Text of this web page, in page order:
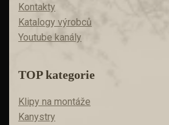
Kontakty
Katalogy výrobců
Youtube kanály
TOP kategorie
Klipy na montáže
Kanystry